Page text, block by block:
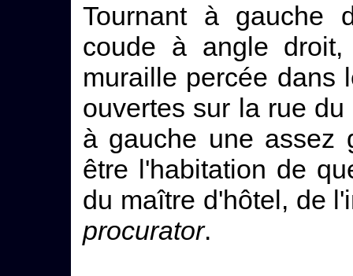
Tournant à gauche
coude à angle
muraille percée dans
ouvertes sur la rue
à gauche une assez
être l'habitation de
du maître d'hôtel, de
procurator.